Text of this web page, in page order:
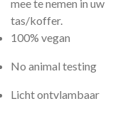
mee te nemen in uw
tas/koffer.
100% vegan
No animal testing
Licht ontvlambaar